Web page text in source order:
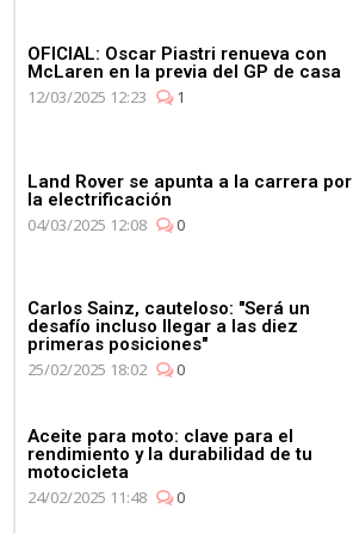
OFICIAL: Oscar Piastri renueva con
McLaren en la previa del GP de casa
12/03/2025 12:23
1
Land Rover se apunta a la carrera por
la electrificación
04/03/2025 12:08
0
Carlos Sainz, cauteloso: "Será un
desafío incluso llegar a las diez
primeras posiciones"
25/02/2025 18:02
0
Aceite para moto: clave para el
rendimiento y la durabilidad de tu
motocicleta
24/02/2025 11:48
0